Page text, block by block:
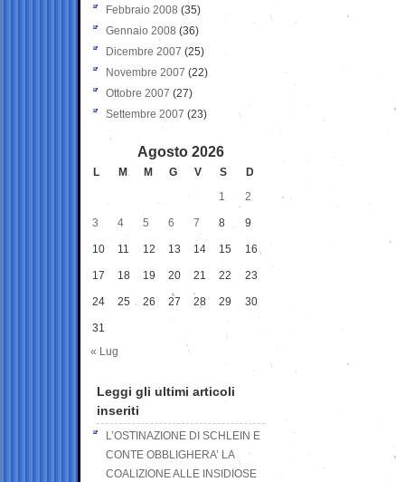
Febbraio 2008 (35)
Gennaio 2008 (36)
Dicembre 2007 (25)
Novembre 2007 (22)
Ottobre 2007 (27)
Settembre 2007 (23)
Agosto 2026
L M M G V S
D
1
2
3 4 5 6 7 8 9
10 11 12 13 14 15 16
17 18 19 20 21 22 23
24 25 26 27 28 29 30
31
« Lug
Leggi gli ultimi articoli
inseriti
L’OSTINAZIONE DI SCHLEIN E
CONTE OBBLIGHERA’ LA
COALIZIONE ALLE INSIDIOSE